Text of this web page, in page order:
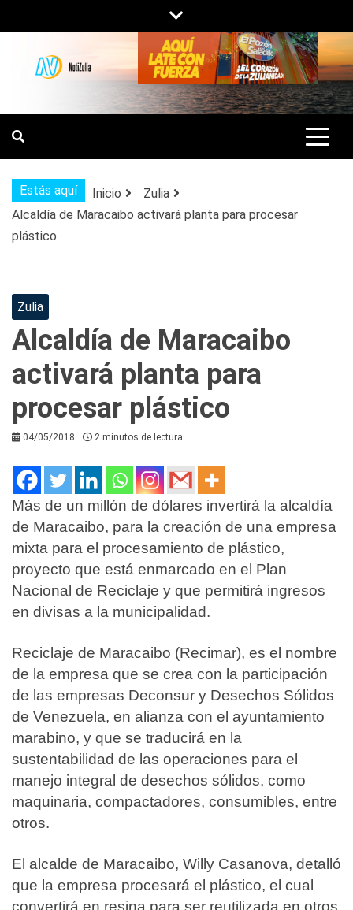
al
contenido
NOTIZULIA
NOTICIAS DEL ZULIA, VENEZUELA Y
DE INTERÉS GENERAL.
Estás aquí Inicio
Zulia
Alcaldía de Maracaibo activará planta para procesar
plástico
Zulia
Alcaldía de Maracaibo
activará planta para
procesar plástico
04/05/2018 2 minutos de lectura
Más de un millón de dólares invertirá la alcaldía
de Maracaibo, para la creación de una empresa
mixta para el procesamiento de plástico,
proyecto que está enmarcado en el Plan
Nacional de Reciclaje y que permitirá ingresos
en divisas a la municipalidad.
Reciclaje de Maracaibo (Recimar), es el nombre
de la empresa que se crea con la participación
de las empresas Deconsur y Desechos Sólidos
de Venezuela, en alianza con el ayuntamiento
marabino, y que se traducirá en la
sustentabilidad de las operaciones para el
manejo integral de desechos sólidos, como
maquinaria, compactadores, consumibles, entre
otros.
El alcalde de Maracaibo, Willy Casanova, detalló
que la empresa procesará el plástico, el cual
convertirá en resina para ser reutilizada en otros